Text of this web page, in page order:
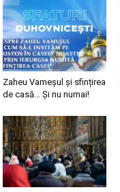
Zaheu Vameșul și sfințirea
de casă… Și nu numai!